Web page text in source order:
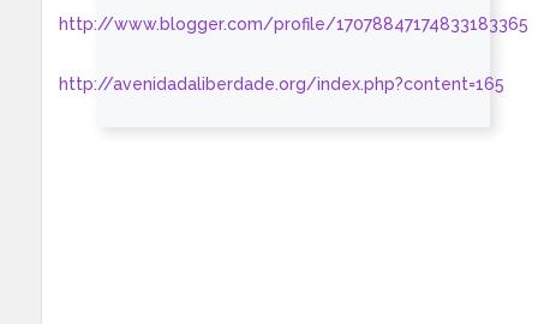
http://www.blogger.com/profile/17078847174833183365
http://avenidadaliberdade.org/index.php?content=165